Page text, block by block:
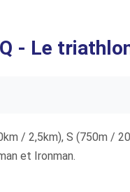
- Le
/ 2,5km), S (750m /
et Ironman.